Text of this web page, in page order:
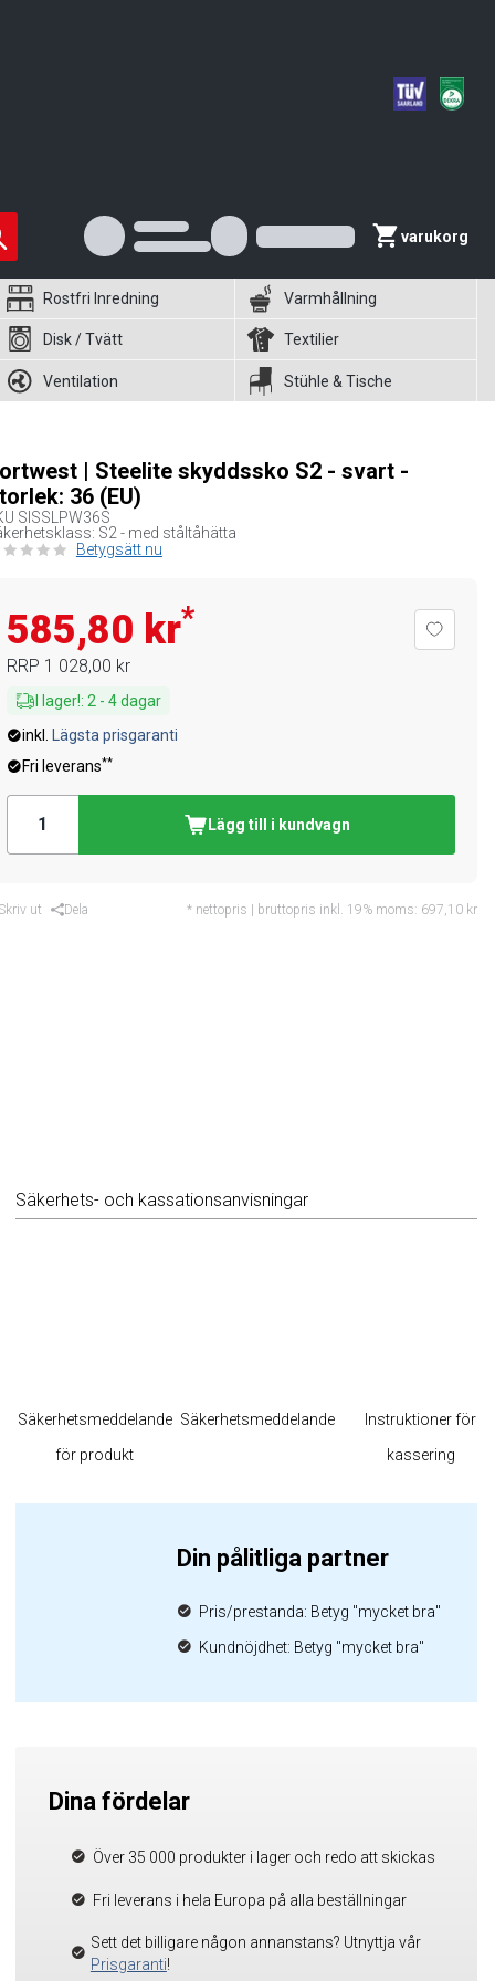
varukorg
Rostfri Inredning Varmhållning
Disk / Tvätt Textilier
Ventilation Stühle & Tische
| Steelite skyddssko S2 - svart -
36 (EU)
SISSLPW36S
S2 - med ståltåhätta
Betygsätt nu
585,80 kr*
RRP 1 028,00 kr
I lager!: 2 - 4dagar
inkl.
Lägsta prisgaranti
Fri leverans**
Lägg till i kundvagn
ut Dela * nettopris | bruttopris inkl. 19% moms: 697,10 kr
Säkerhets- och kassationsanvisningar
Säkerhetsmeddelande
för produkt
Säkerhetsmeddelande
Instruktioner för
kassering
Din pålitliga partner
Pris/prestanda: Betyg "mycket bra"
Kundnöjdhet: Betyg "mycket bra"
Dina fördelar
Över 35 000 produkter i lager och redo att skickas
Fri leverans i hela Europa på alla beställningar
Sett det billigare någon annanstans? Utnyttja vår
Prisgaranti!